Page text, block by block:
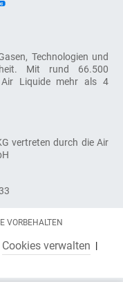
Technologien und
Mit rund 66.500
Liquide mehr als 4
vertreten durch die Air
VORBEHALTEN
Cookies verwalten